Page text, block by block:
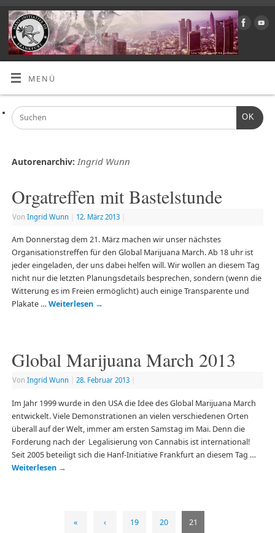
MENÜ
OK
Autorenarchiv: Ingrid Wunn
Orgatreffen mit Bastelstunde
Von Ingrid Wunn 12. März 2013
Am Donnerstag dem 21. März machen wir unser nächstes
Organisationstreffen für den Global Marijuana March. Ab 18 uhr ist
jeder eingeladen, der uns dabei helfen will. Wir wollen an diesem Tag
nicht nur die letzten Planungsdetails besprechen, sondern (wenn die
Witterung es im Freien ermöglicht) auch einige Transparente und
Plakate … Weiterlesen →
Global Marijuana March 2013
Von Ingrid Wunn 28. Februar 2013
Im Jahr 1999 wurde in den USA die Idee des Global Marijuana March
entwickelt. Viele Demonstrationen an vielen verschiedenen Orten
überall auf der Welt, immer am ersten Samstag im Mai. Denn die
Forderung nach der Legalisierung von Cannabis ist international!
Seit 2005 beteiligt sich die Hanf-Initiative Frankfurt an diesem Tag …
Weiterlesen →
« ‹ 19 20 21